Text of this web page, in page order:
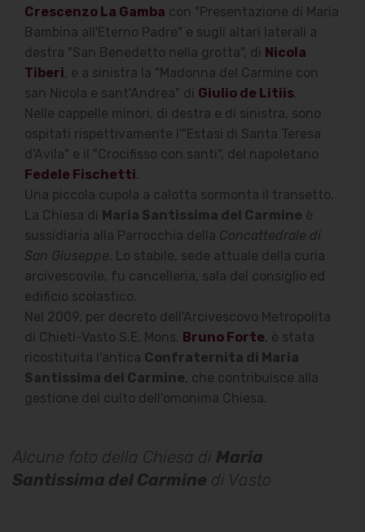
Crescenzo La Gamba con "Presentazione di Maria
Bambina all'Eterno Padre" e sugli altari laterali a
destra "San Benedetto nella grotta", di Nicola
Tiberi, e a sinistra la "Madonna del Carmine con
san Nicola e sant'Andrea" di Giulio de Litiis.
Nelle cappelle minori, di destra e di sinistra, sono
ospitati rispettivamente l'"Estasi di Santa Teresa
d'Avila" e il "Crocifisso con santi", del napoletano
Fedele Fischetti.
Una piccola cupola a calotta sormonta il transetto.
La Chiesa di Maria Santissima del Carmine è
sussidiaria alla Parrocchia della Concattedrale di
San Giuseppe. Lo stabile, sede attuale della curia
arcivescovile, fu cancelleria, sala del consiglio ed
edificio scolastico.
Nel 2009, per decreto dell'Arcivescovo Metropolita
di Chieti-Vasto S.E. Mons. Bruno Forte, è stata
ricostituita l'antica Confraternita di Maria
Santissima del Carmine, che contribuisce alla
gestione del culto dell'omonima Chiesa.
Alcune foto della Chiesa di Maria
Santissima del Carmine di Vasto